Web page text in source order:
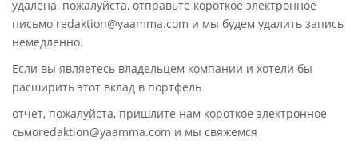
удалена, пожалуйста, отправьте короткое электронное
письмо redaktion@yaamma.com и мы будем удалить запись
немедленно.
Если вы являетесь владельцем компании и хотели бы
расширить этот вклад в портфель
отчет, пожалуйста, пришлите нам короткое электронное
сьмоredaktion@yaamma.com и мы свяжемся